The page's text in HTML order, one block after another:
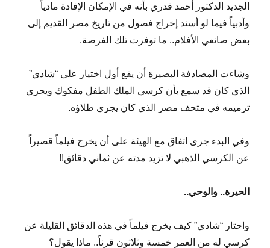
الجديد الدكتور أحمد قدري بأنه في الإمكان الإفادة مادياً
وأدبياً فيما لو أسند إخراج فصول من تاريخ مصر القديم إلى
بعض صانعي الأفلام.. ما توفرت تلك الفرصة.
وشاءت المصادفة البصيرة أن يقع أول اختيار على “شادي”
الذي كان قد سمع بأن كرسي الملك الطفل مفكوك ويجري
ترميمه في متحف مصر الذي كان يجري طلاؤه.
وفي البدء جرى اتفاق مع الهيئة على أن يخرج فيلماً قصيراً
عن الكرسي الذهبي لا تزيد مدته عن ثماني دقائق!!
الحيرة.. والوحي..
واحتار “شادي” كيف يخرج فيلماً في هذه الدقائق القليلة عن
كرسي له من العمر خمسة وثلاثون قرناً.. ماذا يقول؟